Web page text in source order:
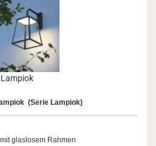
Lam­piok
(Serie Lam­piok)
glas­lo­sem Rah­men